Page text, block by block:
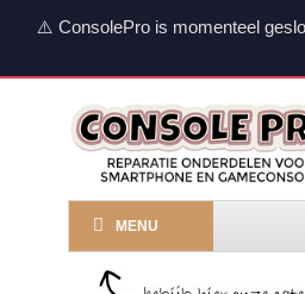
⚠️ ConsolePro is momenteel
MENU